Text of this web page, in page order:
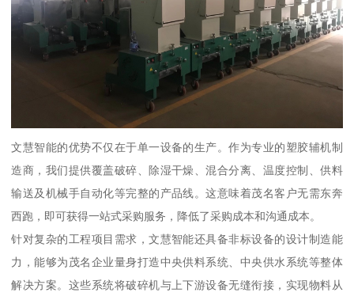
文慧智能的优势不仅在于单一设备的生产。作为专业的塑胶辅机制
造商，我们提供覆盖破碎、除湿干燥、混合分离、温度控制、供料
输送及机械手自动化等完整的产品线。这意味着茂名客户无需东奔
西跑，即可获得一站式采购服务，降低了采购成本和沟通成本。
针对复杂的工程项目需求，文慧智能还具备非标设备的设计制造能
力，能够为茂名企业量身打造中央供料系统、中央供水系统等整体
解决方案。这些系统将破碎机与上下游设备无缝衔接，实现物料从